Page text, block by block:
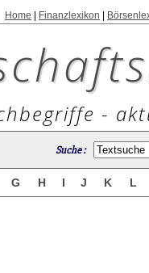
Home Finanzlexikon
-
Suche :
G H I J K L